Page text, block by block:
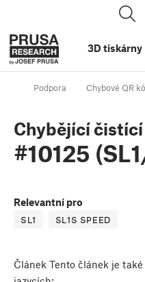
3D tiskárny
Podpora Chybové QR
Chybějící
#10125
Relevantní pro
SL1 SL1S SPEED
Článek Tento článek je